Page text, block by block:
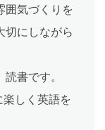
囲気づくりを
切にしながら
書です。
しく英語を